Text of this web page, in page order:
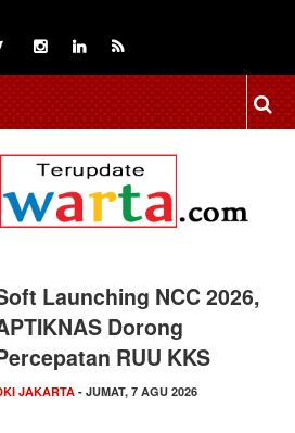
Bawa Semangat
ke Festival
Baliem Wamena
- JUMAT, 7 AGU 2026